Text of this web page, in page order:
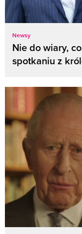
Newsy
Nie do wiary,
spotkaniu z